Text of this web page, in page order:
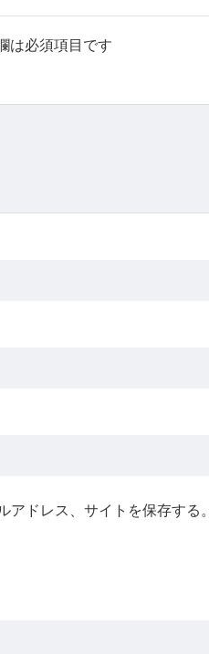
は必須項目です
ドレス、サイトを保存する。